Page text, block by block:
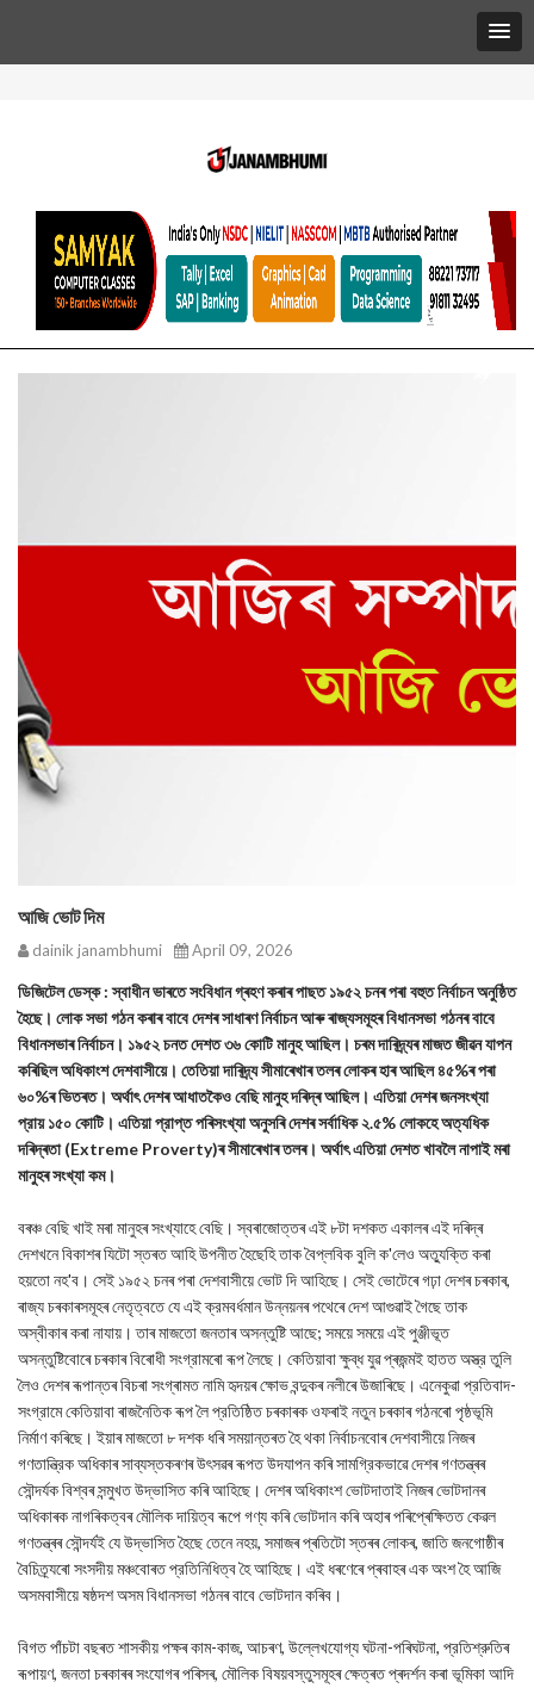
আজি ভোট দিম
dainik janambhumi April 09, 2026
ডিজিটেল ডেস্ক : স্বাধীন ভাৰতে সংবিধান গ্ৰহণ কৰাৰ পাছত ১৯৫২ চনৰ পৰা বহুত নির্বাচন অনুষ্ঠিত
হৈছে। লোক সভা গঠন কৰাৰ বাবে দেশৰ সাধাৰণ নির্বাচন আৰু ৰাজ্যসমূহৰ বিধানসভা গঠনৰ বাবে
বিধানসভাৰ নিৰ্বাচন। ১৯৫২ চনত দেশত ৩৬ কোটি মানুহ আছিল। চৰম দাৰিদ্ৰ্যৰ মাজত জীৱন যাপন
কৰিছিল অধিকাংশ দেশবাসীয়ে। তেতিয়া দাৰিদ্র্য সীমাৰেখাৰ তলৰ লোকৰ হাৰ আছিল ৪৫%ৰ পৰা
৬০%ৰ ভিতৰত। অর্থাৎ দেশৰ আধাতকৈও বেছি মানুহ দৰিদ্ৰ আছিল। এতিয়া দেশৰ জনসংখ্যা
প্রায় ১৫০ কোটি। এতিয়া প্রাপ্ত পৰিসংখ্যা অনুসৰি দেশৰ সৰ্বাধিক ২.৫% লোকহে অত্যধিক
দৰিদ্ৰতা (Extreme Proverty)ৰ সীমাৰেখাৰ তলৰ। অর্থাৎ এতিয়া দেশত খাবলৈ নাপাই মৰা
মানুহৰ সংখ্যা কম।
বৰঞ্চ বেছি খাই মৰা মানুহৰ সংখ্যাহে বেছি। স্বৰাজোত্তৰ এই ৮টা দশকত একালৰ এই দৰিদ্ৰ
দেশখনে বিকাশৰ যিটো স্তৰত আহি উপনীত হৈছেহি তাক বৈপ্লবিক বুলি ক'লেও অত্যুক্তি কৰা
হয়তো নহ'ব। সেই ১৯৫২ চনৰ পৰা দেশবাসীয়ে ভোট দি আহিছে। সেই ভোটেৰে গঢ়া দেশৰ চৰকাৰ,
ৰাজ্য চৰকাৰসমূহৰ নেতৃত্বতে যে এই ক্রমবর্ধমান উন্নয়নৰ পথেৰে দেশ আগুৱাই গৈছে তাক
অস্বীকাৰ কৰা নাযায়। তাৰ মাজতো জনতাৰ অসন্তুষ্টি আছে; সময়ে সময়ে এই পুঞ্জীভূত
অসন্তুষ্টিবোৰে চৰকাৰ বিৰোধী সংগ্রামৰো ৰূপ লৈছে। কেতিয়াবা ক্ষুব্ধ যুৱ প্ৰজন্মই হাতত অস্ত্র তুলি
লৈও দেশৰ ৰূপান্তৰ বিচৰা সংগ্ৰামত নামি হৃদয়ৰ ক্ষোভ বন্দুকৰ নলীৰে উজাৰিছে। এনেকুৱা প্রতিবাদ-
সংগ্রামে কেতিয়াবা ৰাজনৈতিক ৰূপ লৈ প্রতিষ্ঠিত চৰকাৰক ওফৰাই নতুন চৰকাৰ গঠনৰো পৃষ্ঠভূমি
নিৰ্মাণ কৰিছে। ইয়াৰ মাজতো ৮ দশক ধৰি সময়ান্তৰত হৈ থকা নির্বাচনবোৰ দেশবাসীয়ে নিজৰ
গণতান্ত্রিক অধিকাৰ সাব্যস্তকৰণৰ উৎসৱৰ ৰূপত উদযাপন কৰি সামগ্রিকভাৱে দেশৰ গণতন্ত্ৰৰ
সৌন্দৰ্যক বিশ্বৰ সন্মুখত উদ্ভাসিত কৰি আহিছে। দেশৰ অধিকাংশ ভোটদাতাই নিজৰ ভোটদানৰ
অধিকাৰক নাগৰিকত্বৰ মৌলিক দায়িত্ব ৰূপে গণ্য কৰি ভোটদান কৰি অহাৰ পৰিপ্ৰেক্ষিতত কেৱল
গণতন্ত্ৰৰ সৌন্দৰ্যই যে উদ্ভাসিত হৈছে তেনে নহয়, সমাজৰ প্ৰতিটো স্তৰৰ লোকৰ, জাতি জনগোষ্ঠীৰ
বৈচিত্র্যৰো সংসদীয় মঞ্চবোৰত প্রতিনিধিত্ব হৈ আহিছে। এই ধৰণেৰে প্ৰবাহৰ এক অংশ হৈ আজি
অসমবাসীয়ে ষষ্ঠদশ অসম বিধানসভা গঠনৰ বাবে ভোটদান কৰিব।
বিগত পাঁচটা বছৰত শাসকীয় পক্ষৰ কাম-কাজ, আচৰণ, উল্লেখযোগ্য ঘটনা-পৰিঘটনা, প্রতিশ্রুতিৰ
ৰূপায়ণ, জনতা চৰকাৰৰ সংযোগৰ পৰিসৰ, মৌলিক বিষয়বস্তুসমূহৰ ক্ষেত্ৰত প্ৰদৰ্শন কৰা ভূমিকা আদি